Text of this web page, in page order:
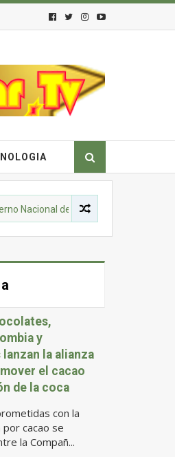
de Colombia y comunidades
y
la alianza
el cacao
de la coca
con la
cacao se
la Compañ...